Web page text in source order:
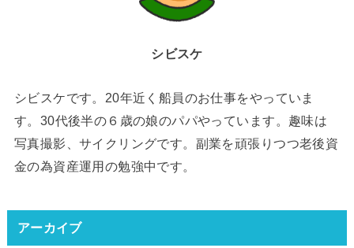
シビスケ
シビスケです。20年近く船員のお仕事をやっていま
す。30代後半の６歳の娘のパパやっています。趣味は
写真撮影、サイクリングです。副業を頑張りつつ老後資
金の為資産運用の勉強中です。
アーカイブ